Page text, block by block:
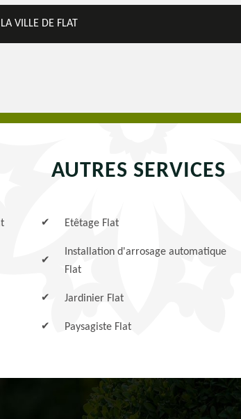
VILLE DE FLAT
AUTRES SERVICES
Etêtage Flat
Installation d'arrosage automatique
Flat
Jardinier Flat
Paysagiste Flat